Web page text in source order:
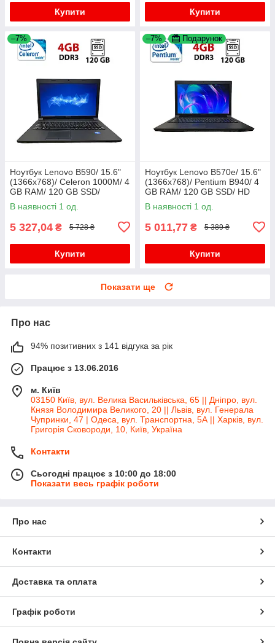
Купити Купити
–7%
Ноутбук Lenovo B590/ 15.6"
(1366x768)/ Celeron 1000M/ 4
GB RAM/ 120 GB SSD/
GeForce GT 720M 1GB
В наявності 1 од.
5 327,04 ₴ 5 728 ₴
Купити
–7% Подарунок
Ноутбук Lenovo B570e/ 15.6"
(1366x768)/ Pentium B940/ 4
GB RAM/ 120 GB SSD/ HD
В наявності 1 од.
5 011,77 ₴ 5 389 ₴
Купити
Показати ще
Про нас
94% позитивних з 141 відгука за рік
Працює з 13.06.2016
м. Київ
03150 Київ, вул. Велика Васильківська, 65 || Дніпро, вул.
Князя Володимира Великого, 20 || Львів, вул. Генерала
Чупринки, 47 | Одеса, вул. Транспортна, 5А || Харків, вул.
Григорія Сковороди, 10, Київ, Україна
Контакти
Сьогодні працює з 10:00 до 18:00
Показати весь графік роботи
Про нас
Контакти
Доставка та оплата
Графік роботи